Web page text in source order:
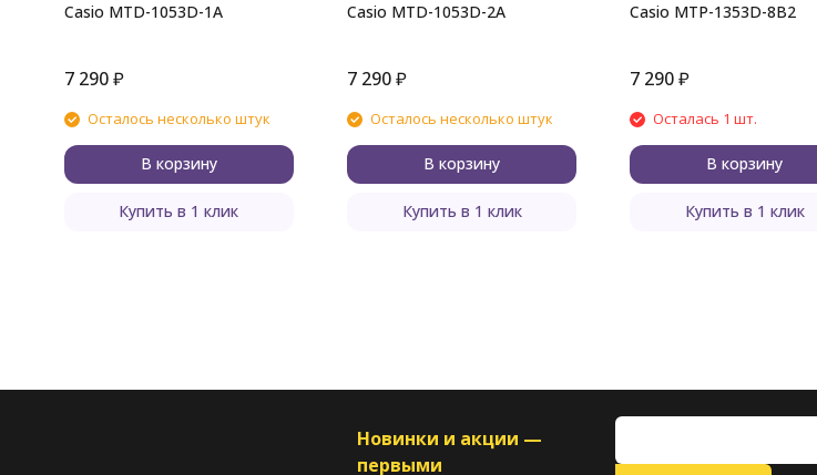
Casio MTD-1053D-1A
7 290 ₽
Осталось несколько штук
В корзину
Купить в 1 клик
Casio MTD-1053D-2A
7 290₽
Осталось несколько штук
В корзину
Купить в 1 клик
Casio MTP-1353D-8B2
7 290₽
Осталась 1 шт.
В корзину
Купить в 1 клик
Новинки и акции —
первыми